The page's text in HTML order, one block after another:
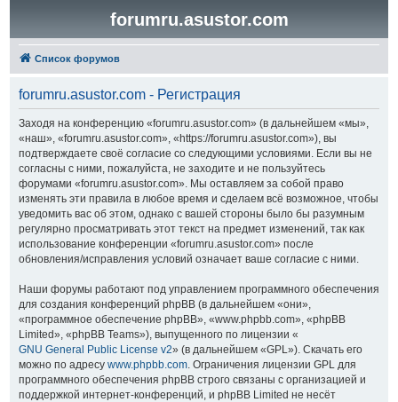
forumru.asustor.com
Список форумов
forumru.asustor.com - Регистрация
Заходя на конференцию «forumru.asustor.com» (в дальнейшем «мы»,
«наш», «forumru.asustor.com», «https://forumru.asustor.com»), вы
подтверждаете своё согласие со следующими условиями. Если вы не
согласны с ними, пожалуйста, не заходите и не пользуйтесь
форумами «forumru.asustor.com». Мы оставляем за собой право
изменять эти правила в любое время и сделаем всё возможное, чтобы
уведомить вас об этом, однако с вашей стороны было бы разумным
регулярно просматривать этот текст на предмет изменений, так как
использование конференции «forumru.asustor.com» после
обновления/исправления условий означает ваше согласие с ними.
Наши форумы работают под управлением программного обеспечения
для создания конференций phpBB (в дальнейшем «они»,
«программное обеспечение phpBB», «www.phpbb.com», «phpBB
Limited», «phpBB Teams»), выпущенного по лицензии «
GNU General Public License v2» (в дальнейшем «GPL»). Скачать его
можно по адресу www.phpbb.com. Ограничения лицензии GPL для
программного обеспечения phpBB строго связаны с организацией и
поддержкой интернет-конференций, и phpBB Limited не несёт